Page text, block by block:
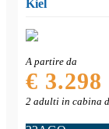
Kiel
A partire da
€ 3.298
2 adulti in cabina